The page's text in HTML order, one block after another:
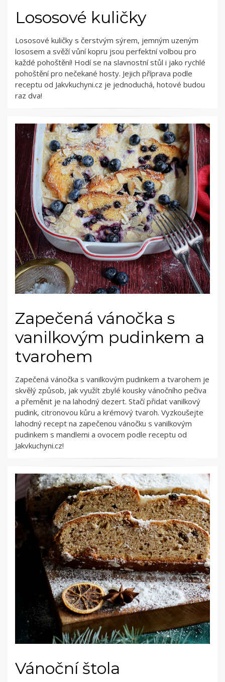
Lososové kuličky
Lososové kuličky s čerstvým sýrem, jemným uzeným
lososem a svěží vůní kopru jsou perfektní volbou pro
každé pohoštění! Hodí se na slavnostní stůl i jako rychlé
pohoštění pro nečekané hosty. Jejich příprava podle
receptu od Jakvkuchyni.cz je jednoduchá, hotové budou
raz dva!
Zapečená vánočka s
vanilkovým pudinkem a
tvarohem
Zapečená vánočka s vanilkovým pudinkem a tvarohem je
skvělý způsob, jak využít zbylé kousky vánočního pečiva
a přeměnit je na lahodný dezert. Stačí přidat vanilkový
pudink, citronovou kůru a krémový tvaroh. Vyzkoušejte
lahodný recept na zapečenou vánočku s vanilkovým
pudinkem s mandlemi a ovocem podle receptu od
Jakvkuchyni.cz!
Vánoční štola